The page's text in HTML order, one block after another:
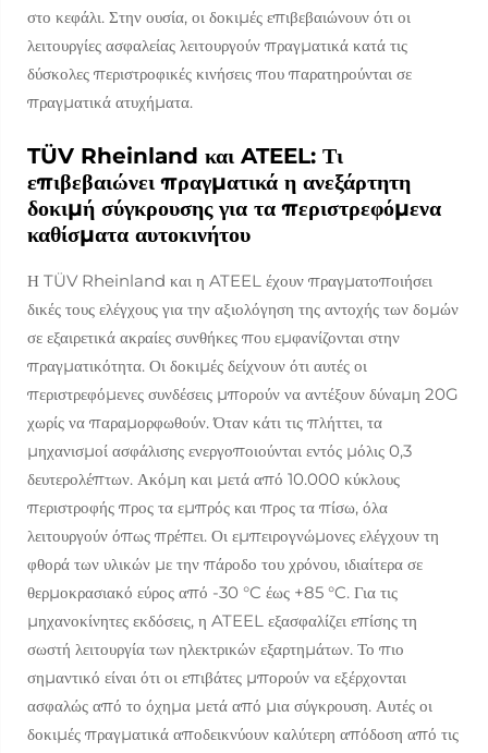
στο κεφάλι. Στην ουσία, οι δοκιμές επιβεβαιώνουν ότι οι
λειτουργίες ασφαλείας λειτουργούν πραγματικά κατά τις
δύσκολες περιστροφικές κινήσεις που παρατηρούνται σε
πραγματικά ατυχήματα.
TÜV Rheinland και ATEEL: Τι
επιβεβαιώνει πραγματικά η ανεξάρτητη
δοκιμή σύγκρουσης για τα περιστρεφόμενα
καθίσματα αυτοκινήτου
Η TÜV Rheinland και η ATEEL έχουν πραγματοποιήσει
δικές τους ελέγχους για την αξιολόγηση της αντοχής των δομών
σε εξαιρετικά ακραίες συνθήκες που εμφανίζονται στην
πραγματικότητα. Οι δοκιμές δείχνουν ότι αυτές οι
περιστρεφόμενες συνδέσεις μπορούν να αντέξουν δύναμη 20G
χωρίς να παραμορφωθούν. Όταν κάτι τις πλήττει, τα
μηχανισμοί ασφάλισης ενεργοποιούνται εντός μόλις 0,3
δευτερολέπτων. Ακόμη και μετά από 10.000 κύκλους
περιστροφής προς τα εμπρός και προς τα πίσω, όλα
λειτουργούν όπως πρέπει. Οι εμπειρογνώμονες ελέγχουν τη
φθορά των υλικών με την πάροδο του χρόνου, ιδιαίτερα σε
θερμοκρασιακό εύρος από -30 °C έως +85 °C. Για τις
μηχανοκίνητες εκδόσεις, η ATEEL εξασφαλίζει επίσης τη
σωστή λειτουργία των ηλεκτρικών εξαρτημάτων. Το πιο
σημαντικό είναι ότι οι επιβάτες μπορούν να εξέρχονται
ασφαλώς από το όχημα μετά από μια σύγκρουση. Αυτές οι
δοκιμές πραγματικά αποδεικνύουν καλύτερη απόδοση από τις